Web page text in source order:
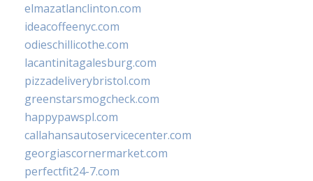
elmazatlanclinton.com
ideacoffeenyc.com
odieschillicothe.com
lacantinitagalesburg.com
pizzadeliverybristol.com
greenstarsmogcheck.com
happypawspl.com
callahansautoservicecenter.com
georgiascornermarket.com
perfectfit24-7.com